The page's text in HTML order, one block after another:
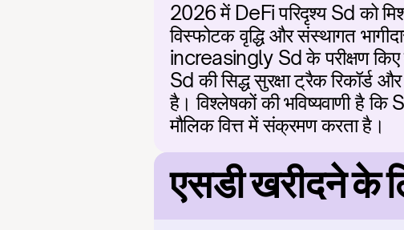
2026 में DeFi परिदृश्य Sd को
विस्फोटक वृद्धि और संस्थागत
increasingly Sd के परीक्षण किए
Sd की सिद्ध सुरक्षा ट्रैक रिकॉर्ड
है। विश्लेषकों की भविष्यवाणी है कि
मौलिक वित्त में संक्रमण करता है।
एसडी खरीदने के